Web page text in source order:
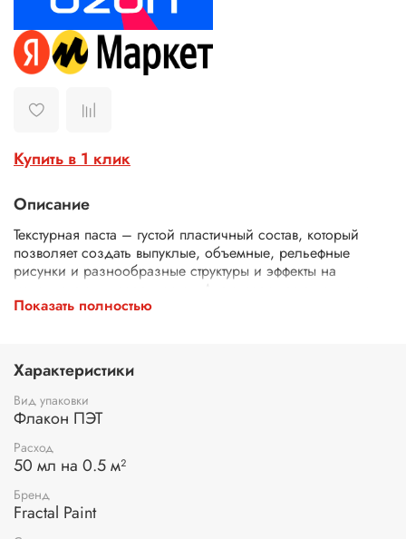
Купить в 1 клик
Описание
Текстурная паста – густой пластичный состав, который
позволяет создать выпуклые, объемные, рельефные
рисунки и разнообразные структуры и эффекты на
используемых поверхностях. Акриловая паста подходит
для декупажа, декора мебели, создания барельефов,
сочетается с акриловыми и меловыми красками. После
высыхания паста сохраняет форму и эластичность, не
подвержена усадке, не размывается.
Текстурная художественная паста может быть нанесена на
различные материалы: дерево, картон, холст, ДВП,
фанера, стекло, керамика. Перед нанесением пасты
необходимо очистить поверхность от грязи и пыли. Для
лучшего сцепления с поверхностью рекомендуется
использовать прозрачный универсальный грунт.
Показать полностью
Характеристики
Вид упаковки
Флакон ПЭТ
Расход
50 мл на 0.5 м²
Бренд
Fractal Paint